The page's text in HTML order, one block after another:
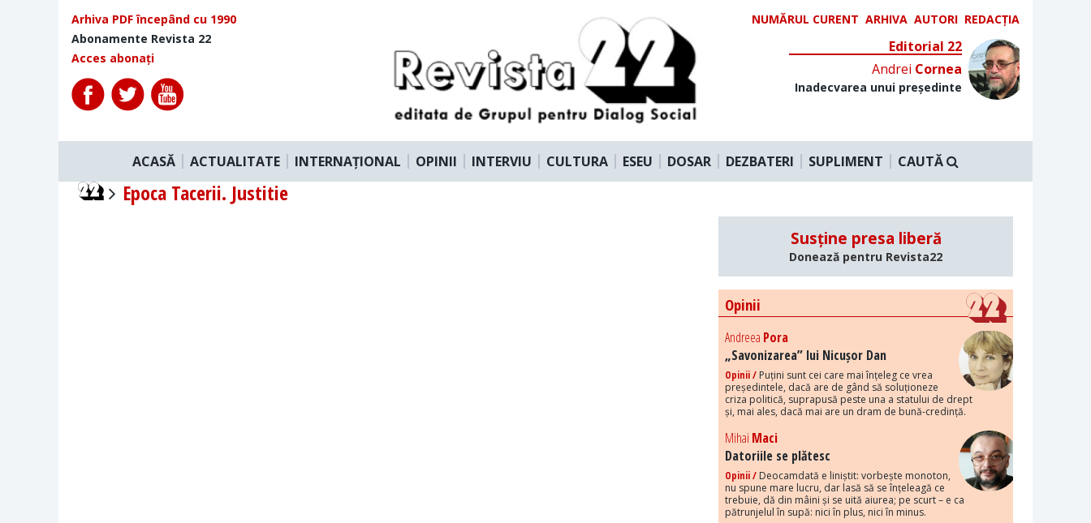
Arhiva PDF începând cu 1990
Abonamente Revista 22
Acces abonați
NUMĂRUL CURENT ARHIVA AUTORI REDACȚIA
Editorial 22
Andrei Cornea
Inadecvarea unui președinte
ACASĂ ACTUALITATE INTERNAȚIONAL OPINII INTERVIU CULTURA ESEU DOSAR DEZBATERI SUPLIMENT CAUTĂ
Epoca Tacerii. Justitie
Susține presa liberă
Donează pentru Revista22
Opinii
Andreea Pora
„Savonizarea” lui Nicușor Dan
Opinii / Puțini sunt cei care mai înțeleg ce vrea
președintele, dacă are de gând să soluționeze
criza politică, suprapusă peste una a statului de drept
și, mai ales, dacă mai are un dram de bună-credință.
Mihai Maci
Datoriile se plătesc
Opinii / Deocamdată e liniștit: vorbește monoton,
nu spune mare lucru, dar lasă să se înțeleagă ce
trebuie, dă din mâini și se uită aiurea; pe scurt – e ca
pătrunjelul în supă: nici în plus, nici în minus.